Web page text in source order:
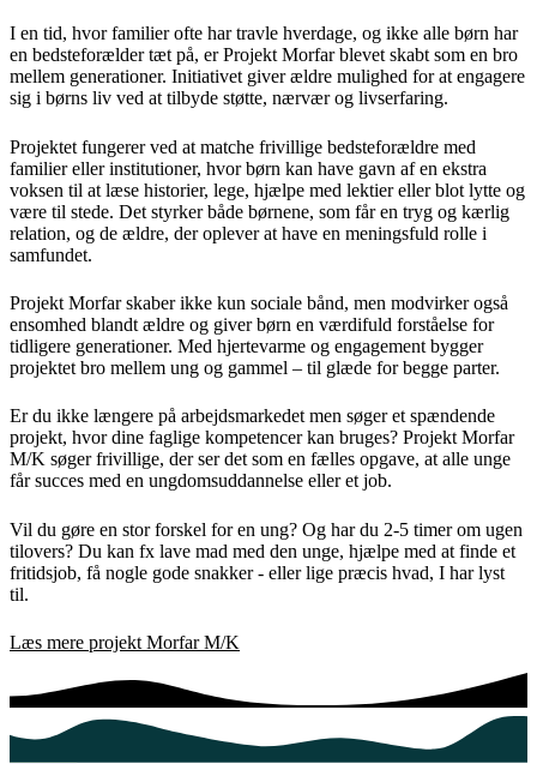
I en tid, hvor familier ofte har travle hverdage, og ikke alle børn har
en bedsteforælder tæt på, er Projekt Morfar blevet skabt som en bro
mellem generationer. Initiativet giver ældre mulighed for at engagere
sig i børns liv ved at tilbyde støtte, nærvær og livserfaring.
Projektet fungerer ved at matche frivillige bedsteforældre med
familier eller institutioner, hvor børn kan have gavn af en ekstra
voksen til at læse historier, lege, hjælpe med lektier eller blot lytte og
være til stede. Det styrker både børnene, som får en tryg og kærlig
relation, og de ældre, der oplever at have en meningsfuld rolle i
samfundet.
Projekt Morfar skaber ikke kun sociale bånd, men modvirker også
ensomhed blandt ældre og giver børn en værdifuld forståelse for
tidligere generationer. Med hjertevarme og engagement bygger
projektet bro mellem ung og gammel – til glæde for begge parter.
Er du ikke længere på arbejdsmarkedet men søger et spændende
projekt, hvor dine faglige kompetencer kan bruges? Projekt Morfar
M/K søger frivillige, der ser det som en fælles opgave, at alle unge
får succes med en ungdomsuddannelse eller et job.
Vil du gøre en stor forskel for en ung? Og har du 2-5 timer om ugen
tilovers? Du kan fx lave mad med den unge, hjælpe med at finde et
fritidsjob, få nogle gode snakker - eller lige præcis hvad, I har lyst
til.
Læs mere projekt Morfar M/K